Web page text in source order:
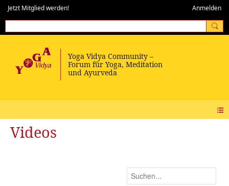
Jetzt Mitglied werden! Anmelden
Videos